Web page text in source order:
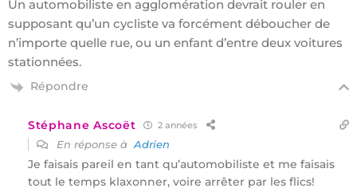
Un automobiliste en agglomération devrait rouler en
supposant qu’un cycliste va forcément déboucher de
n’importe quelle rue, ou un enfant d’entre deux voitures
stationnées.
Répondre
Stéphane Ascoët 2 années
En réponse à Adrien
Je faisais pareil en tant qu’automobiliste et me faisais
tout le temps klaxonner, voire arrêter par les flics!